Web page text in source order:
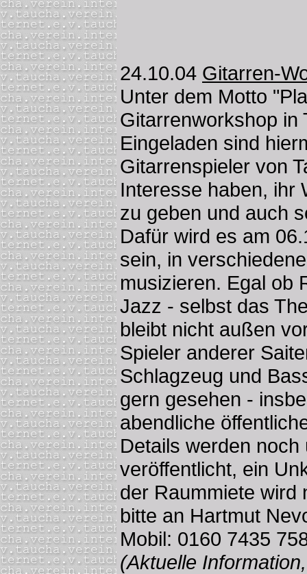
24.10.04 Gitarren-
Unter dem Motto
Gitarrenworkshop in
Eingeladen sind
Gitarrenspieler von
Interesse haben, ihr
zu geben und auch
Dafür wird es am
sein, in
musizieren. Egal ob
Jazz - selbst das
bleibt nicht außen
Spieler anderer
Schlagzeug und
gern gesehen -
abendliche
Details werden
veröffentlicht, ein
der Raummiete wird
bitte an Hartmut
Mobil: 0160 7435
(Aktuelle